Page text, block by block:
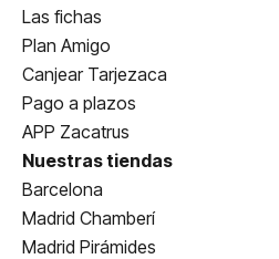
Las fichas
Plan Amigo
Canjear Tarjezaca
Pago a plazos
APP Zacatrus
Nuestras tiendas
Barcelona
Madrid Chamberí
Madrid Pirámides